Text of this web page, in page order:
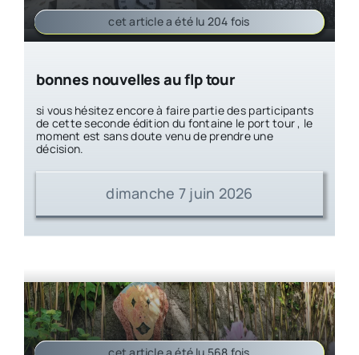
cet article a été lu 204 fois
bonnes nouvelles au flp tour
si vous hésitez encore à faire partie des participants
de cette seconde édition du fontaine le port tour , le
moment est sans doute venu de prendre une
décision.
dimanche 7 juin 2026
cet article a été lu 568 fois